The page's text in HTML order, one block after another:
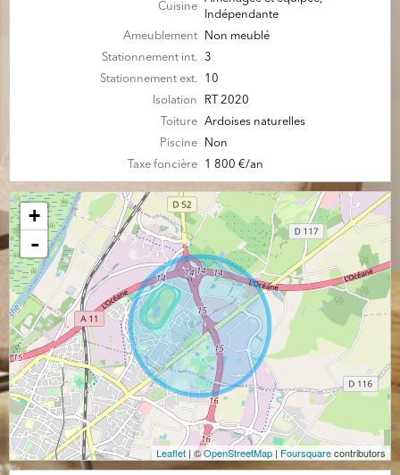
Cuisine
Indépendante
Ameublement
Non meublé
Stationnement int.
3
Stationnement ext.
10
Isolation
RT 2020
Toiture
Ardoises naturelles
Piscine
Non
Taxe foncière
1 800 €/an
+
-
Leaflet | ©OpenStreetMap | Foursquarecontributors